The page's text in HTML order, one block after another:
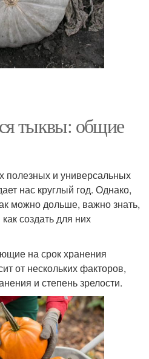
тыквы: общие
полезных и универсальных
нас круглый год. Однако,
можно дольше, важно знать,
создать для них
на срок хранения
от нескольких факторов,
и степень зрелости.